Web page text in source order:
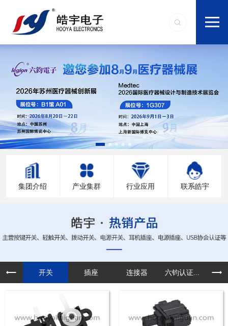
集团介绍 产业集群 行业应用 联系皓宇
开关 插座 连接器 六钧认证... 定